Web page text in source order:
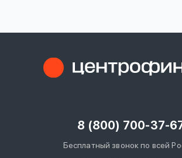
8 (800) 700-37-
Бесплатный звонок по всей
Войти под другим номером